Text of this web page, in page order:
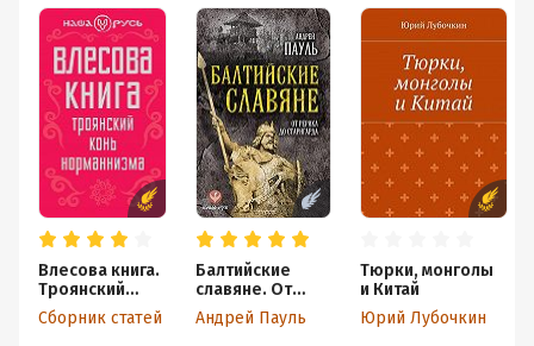
Влесова книга.
Троянский
конь
норманнизма
Сборник статей
Балтийские
славяне. От
Рерика до
Старигарда
Андрей Пауль
Тюрки, монголы
и Китай
Юрий Лубочкин